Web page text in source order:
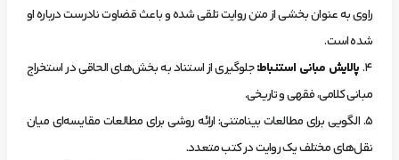
راوی به عنوان بخشی از متن روایت تلقی شده و باعث قضاوت نادرست درباره او
شده است.
۴. پالایش مبانی استنباط:جلوگیری از استناد به بخش‌های الحاقی در استخراج
مبانی کلامی، فقهی و تاریخی.
۵. الگویی برای مطالعات بینامتنی: ارائه روشی برای مطالعات مقایسه‌ای میان
نقل‌های مختلف یک روایت در کتب متعدد.